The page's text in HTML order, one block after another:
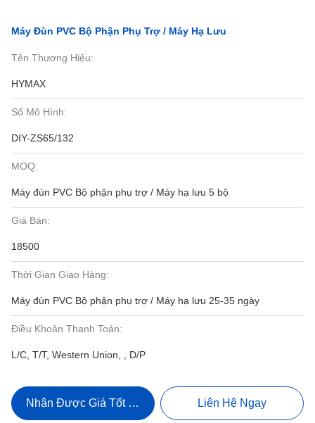
Máy Đùn PVC Bộ Phận Phụ Trợ / Máy Hạ Lưu
Tên Thương Hiệu:
HYMAX
Số Mô Hình:
DIY-ZS65/132
MOQ:
Máy đùn PVC Bộ phận phụ trợ / Máy hạ lưu 5 bộ
Giá Bán:
18500
Thời Gian Giao Hàng:
Máy đùn PVC Bộ phận phụ trợ / Máy hạ lưu 25-35 ngày
Điều Khoản Thanh Toán:
L/C, T/T, Western Union, , D/P
Nhận Được Giá Tốt Nhất Liên Hệ Ngay